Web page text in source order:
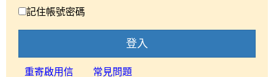
記住帳號密碼
登入
重寄啟用信 常見問題